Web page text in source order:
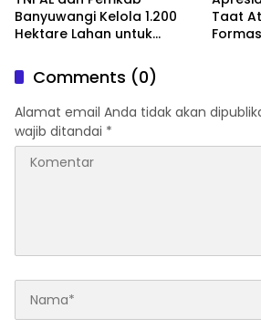
Banyuwangi Kelola 1.200
Hektare Lahan untuk
Nasional
Taat
Comments (0)
Alamat email Anda tidak akan
wajib ditandai *